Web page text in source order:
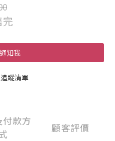
完
知我
蹤清單
款方
顧客評價